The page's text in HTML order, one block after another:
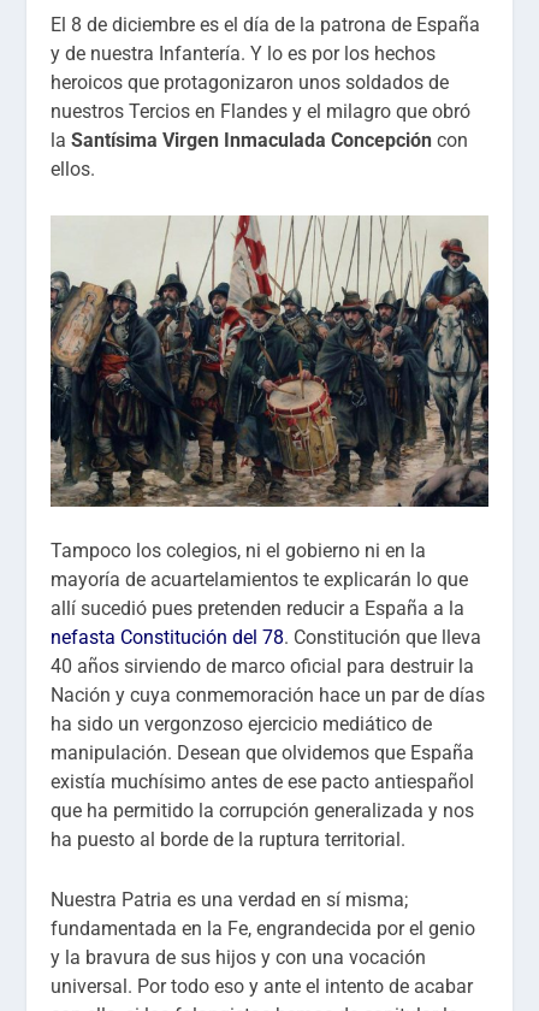
El 8 de diciembre es el día de la patrona de España
y de nuestra Infantería. Y lo es por los hechos
heroicos que protagonizaron unos soldados de
nuestros Tercios en Flandes y el milagro que obró
laSantísima Virgen Inmaculada Concepción con
ellos.
Tampoco los colegios, ni el gobierno ni en la
mayoría de acuartelamientos te explicarán lo que
allí sucedió pues pretenden reducir a España a la
nefasta Constitución del 78. Constitución que lleva
40 años sirviendo de marco oficial para destruir la
Nación y cuya conmemoración hace un par de días
ha sido un vergonzoso ejercicio mediático de
manipulación. Desean que olvidemos que España
existía muchísimo antes de ese pacto antiespañol
que ha permitido la corrupción generalizada y nos
ha puesto al borde de la ruptura territorial.
Nuestra Patria es una verdad en sí misma;
fundamentada en la Fe, engrandecida por el genio
y la bravura de sus hijos y con una vocación
universal. Por todo eso y ante el intento de acabar